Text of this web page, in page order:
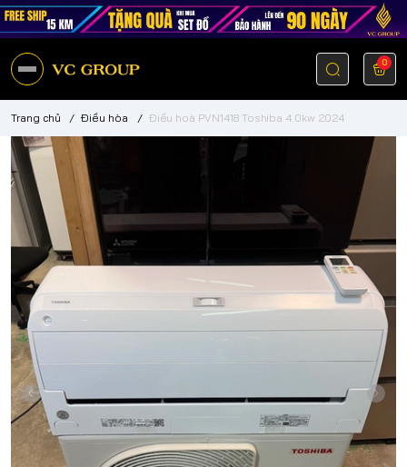
0
Trang chủ / Điều hòa / Điều hoà PVN1418 Toshiba 4.0kw 2024